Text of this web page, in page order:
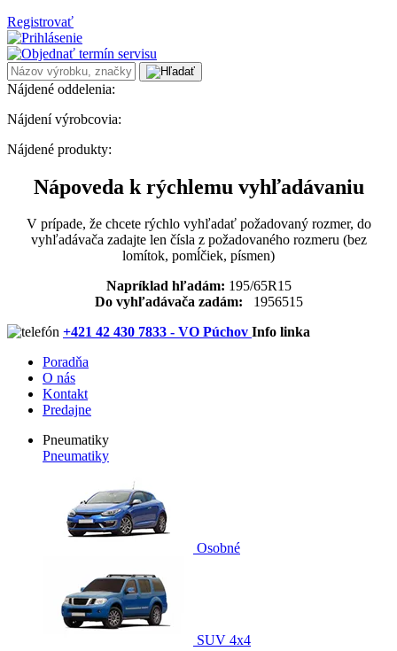
Registrovať
Nájdené oddelenia:
Nájdení výrobcovia:
Nájdené produkty:
Nápoveda k rýchlemu vyhľadávaniu
V prípade, že chcete rýchlo vyhľadať požadovaný rozmer, do
vyhľadávača zadajte len čísla z požadovaného rozmeru (bez
lomítok, pomĺčiek, písmen)
Napríklad hľadám: 195/65R15
Do vyhľadávača zadám: 1956515
+421 42 430 7833 - VO Púchov Info linka
Poradňa
O nás
Kontakt
Predajne
Pneumatiky
Pneumatiky
Osobné
SUV 4x4